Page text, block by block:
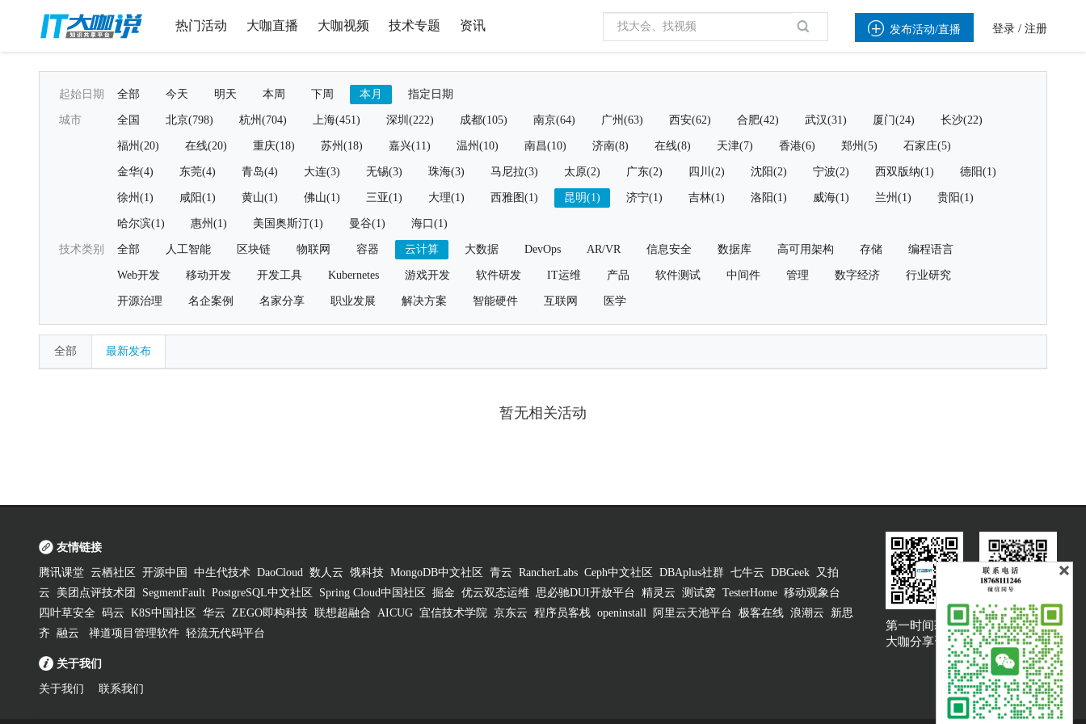
热门活动 大咖直播 大咖视频 技术专题 资讯  发布活动/直播 登录 / 注册
起始日期 全部 今天 明天 本周 下周 本月 指定日期
城市 全国 北京(798) 杭州(704) 上海(451) 深圳(222) 成都(105) 南京(64) 广州(63) 西安(62) 合肥(42) 武汉(31) 厦门(24) 长沙(22)
福州(20) 在线(20) 重庆(18) 苏州(18) 嘉兴(11) 温州(10) 南昌(10) 济南(8) 在线(8) 天津(7) 香港(6) 郑州(5) 石家庄(5)
金华(4) 东莞(4) 青岛(4) 大连(3) 无锡(3) 珠海(3) 马尼拉(3) 太原(2) 广东(2) 四川(2) 沈阳(2) 宁波(2) 西双版纳(1) 德阳(1)
徐州(1) 咸阳(1) 黄山(1) 佛山(1) 三亚(1) 大理(1) 西雅图(1) 昆明(1) 济宁(1) 吉林(1) 洛阳(1) 威海(1) 兰州(1) 贵阳(1)
哈尔滨(1) 惠州(1) 美国奥斯汀(1) 曼谷(1) 海口(1)
技术类别 全部 人工智能 区块链 物联网 容器 云计算 大数据 DevOps AR/VR 信息安全 数据库 高可用架构 存储 编程语言
Web开发 移动开发 开发工具 Kubernetes 游戏开发 软件研发 IT运维 产品 软件测试 中间件 管理 数字经济 行业研究
开源治理 名企案例 名家分享 职业发展 解决方案 智能硬件 互联网 医学
全部 最新发布
暂无相关活动
友情链接
腾讯课堂 云栖社区 开源中国 中生代技术 DaoCloud 数人云 饿科技 MongoDB中文社区 青云 RancherLabs Ceph中文社区 DBAplus社群 七牛云 DBGeek
又拍
云
美团点评技术团 SegmentFault PostgreSQL中文社区 Spring Cloud中国社区 掘金 优云双态运维 思必驰DUI开放平台 精灵云 测试窝 TesterHome 移动观象台
四叶草安全 码云 K8S中国社区 华云 ZEGO即构科技 联想超融合 AICUG 宜信技术学院 京东云 程序员客栈 openinstall 阿里云天池平台 极客在线 浪潮云
新思
齐 融云 禅道项目管理软件 轻流无代码平台
关于我们
关于我们 联系我们
第一时间获取
大咖分享资讯
大咖说吐槽客服